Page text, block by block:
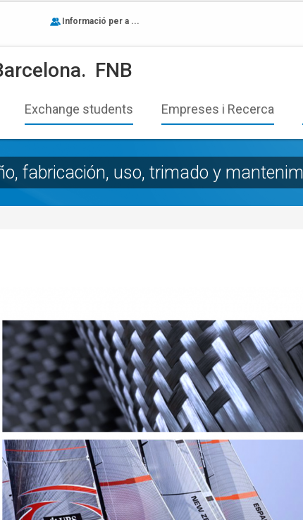
Informació per a ...
FNB
Exchange students Empreses i Recerca
fabricación, uso, trimado y